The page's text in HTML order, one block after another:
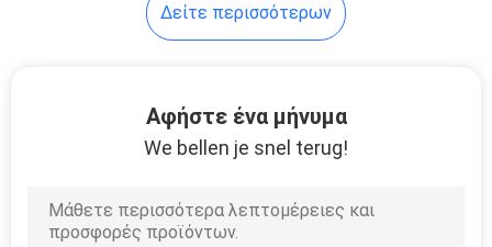
Δείτε περισσότερων
Αφήστε ένα μήνυμα
We bellen je snel terug!